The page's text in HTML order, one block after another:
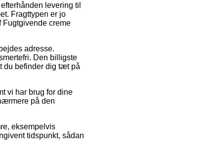
levering til
Fragttypen er jo
creme
adresse.
Den billigste
du befinder dig tæt på
vi har brug for dine
på den
eksempelvis
tidspunkt, sådan